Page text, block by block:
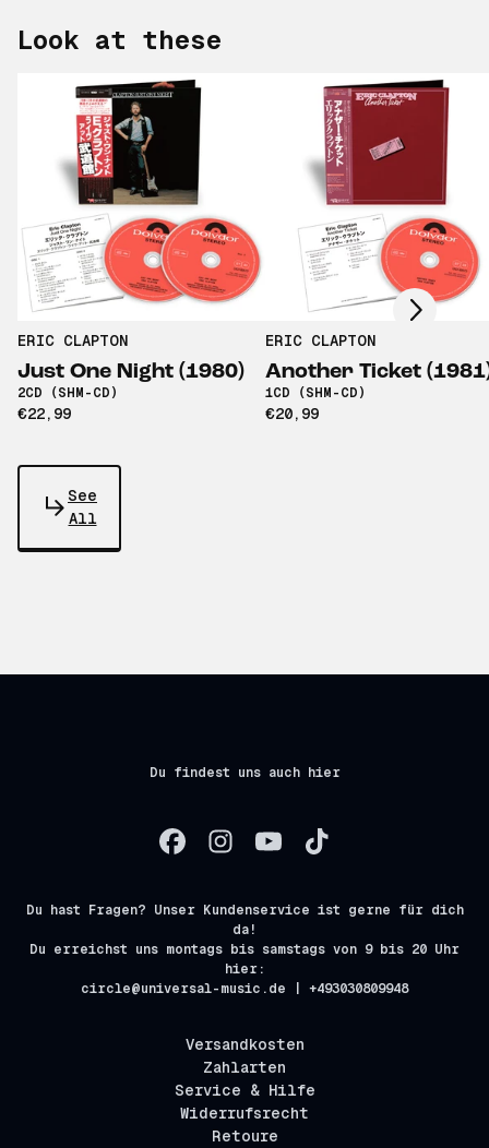
Look at these
ERIC CLAPTON
Just One Night (1980)
2CD (SHM-CD)
€22,99
ERIC CLAPTON
Another Ticket
1CD (SHM-CD)
€20,99
Scroll right
See
All
Du findest uns auch hier
Du hast Fragen? Unser Kundenservice ist gerne für dich
da!
Du erreichst uns montags bis samstags von 9 bis 20 Uhr
hier:
circle@universal-music.de | +493030809948
Versandkosten
Zahlarten
Service & Hilfe
Widerrufsrecht
Retoure